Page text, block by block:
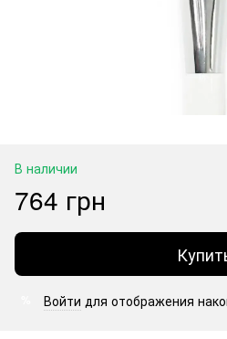
В наличии
764 грн
Войти для отображения